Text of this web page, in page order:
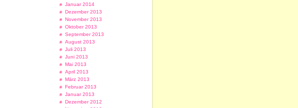
Januar 2014
Dezember 2013
November 2013
Oktober 2013
September 2013
August 2013
Juli 2013
Juni 2013
Mai 2013
April 2013
März 2013
Februar 2013
Januar 2013
Dezember 2012